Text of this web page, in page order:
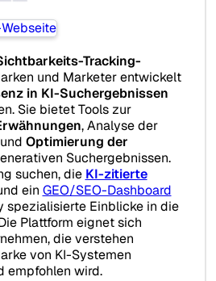
Tracking-
und Marketer entwickelt
in KI-Suchergebnissen
Sie bietet Tools zur
, Analyse der
Optimierung der
Suchergebnissen.
suchen, die KI-zitierte
ein GEO/SEO-Dashboard
spezialisierte Einblicke in die
Plattform eignet sich
die verstehen
von KI-Systemen
empfohlen wird.